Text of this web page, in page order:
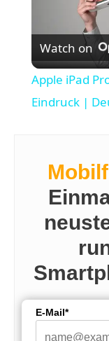
Watch on
Apple iPad
Eindruck |
E-Mail*